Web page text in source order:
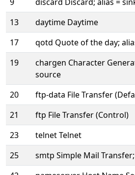
13
daytime Daytime
17
qotd Quote of the day;
19
chargen Character
source
20
ftp-data File Transfer
21
ftp File Transfer (Control)
23
telnet Telnet
25
smtp Simple Mail